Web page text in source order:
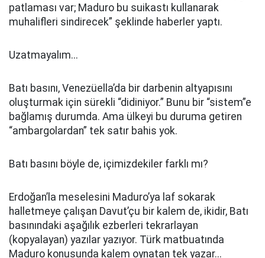
patlaması var; Maduro bu suikastı kullanarak
muhalifleri sindirecek” şeklinde haberler yaptı.
Uzatmayalım...
Batı basını, Venezüella’da bir darbenin altyapısını
oluşturmak için sürekli “didiniyor.” Bunu bir “sistem”e
bağlamış durumda. Ama ülkeyi bu duruma getiren
“ambargolardan” tek satır bahis yok.
Batı basını böyle de, içimizdekiler farklı mı?
Erdoğan’la meselesini Maduro’ya laf sokarak
halletmeye çalışan Davut’çu bir kalem de, ikidir, Batı
basınındaki aşağılık ezberleri tekrarlayan
(kopyalayan) yazılar yazıyor. Türk matbuatında
Maduro konusunda kalem oynatan tek yazar...